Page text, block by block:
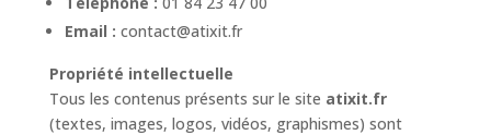
Email : contact@atixit.fr
Propriété intellectuelle
Tous les contenus présents sur le site atixit.fr
(textes, images, logos, vidéos, graphismes) sont